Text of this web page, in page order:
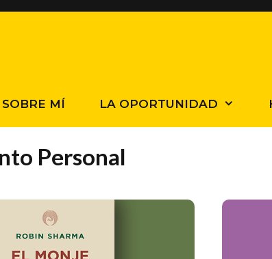
SOBRE MÍ LA OPORTUNIDAD
Personal